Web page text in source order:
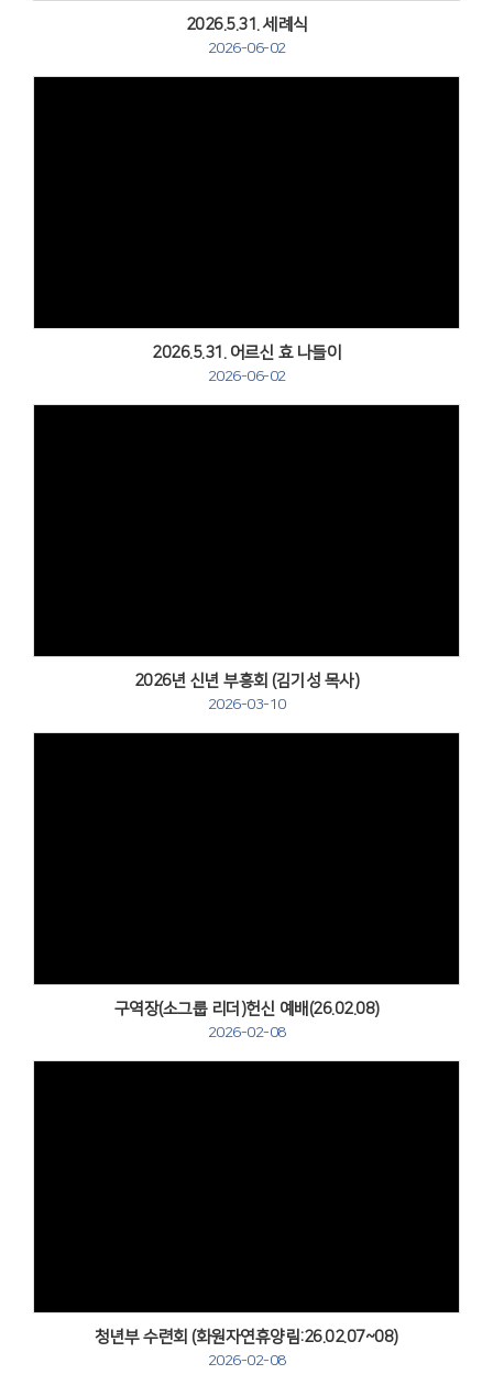
2026.5.31. 세례식
2026-06-02
2026.5.31. 어르신 효 나들이
2026-06-02
2026년 신년 부흥회 (김기성 목사)
2026-03-10
구역장(소그룹 리더)헌신 예배(26.02.08)
2026-02-08
청년부 수련회 (화원자연휴양림:26.02.07~08)
2026-02-08